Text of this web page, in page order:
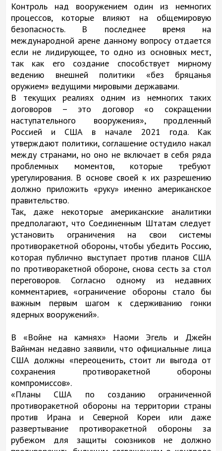
Контроль над вооружением один из немногих
процессов, которые влияют на общемировую
безопасность. В последнее время на
международной арене данному вопросу отдается
если не лидирующее, то одно из основных мест,
так как его создание способствует мирному
ведению внешней политики «без бряцанья
оружием» ведущими мировыми державами.
В текущих реалиях одним из немногих таких
договоров – это договор «о сокращении
наступательного вооружения», продленный
Россией и США в начале 2021 года. Как
утверждают политики, соглашение остудило накал
между странами, но оно не включает в себя ряда
проблемных моментов, которые требуют
урегулирования. В основе своей к их разрешению
должно приложить «руку» именно американское
правительство.
Так, даже некоторые американские аналитики
предполагают, что Соединенным Штатам следует
установить ограничения на свои системы
противоракетной обороны, чтобы убедить Россию,
которая публично выступает против планов США
по противоракетной обороне, снова сесть за стол
переговоров. Согласно одному из недавних
комментариев, «ограничение обороны стало бы
важным первым шагом к сдерживанию гонки
ядерных вооружений».
В «Войне на камнях» Наоми Эгель и Джейн
Вайнман недавно заявили, что официальные лица
США должны «переоценить, стоит ли выгода от
сохранения противоракетной обороны
компромиссов».
«Планы США по созданию ограниченной
противоракетной обороны на территории страны
против Ирана и Северной Кореи или даже
развертывание противоракетной обороны за
рубежом для защиты союзников не должно